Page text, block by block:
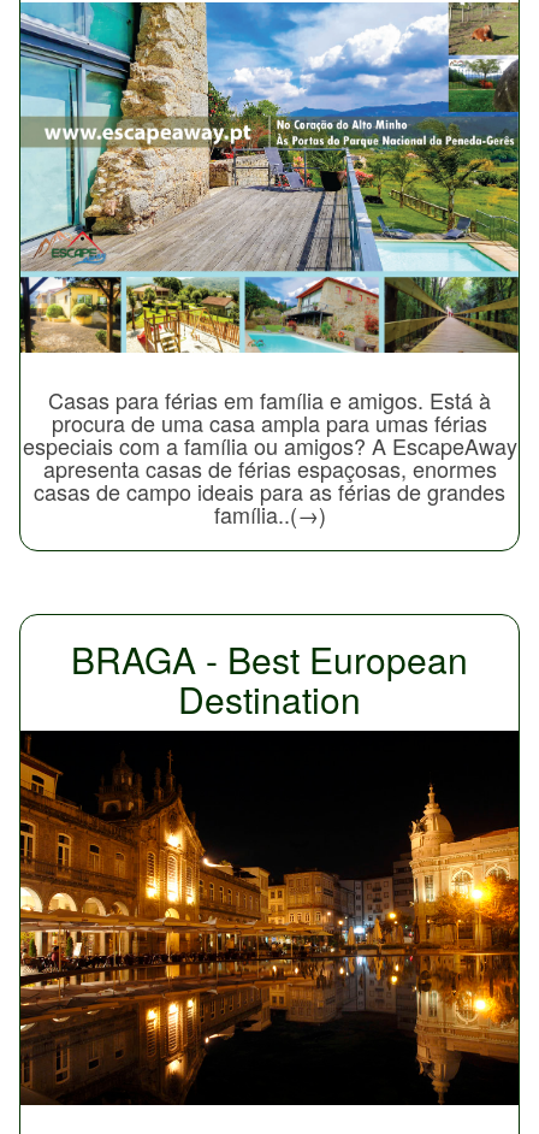
Casas para férias em família e amigos. Está à
procura de uma casa ampla para umas férias
especiais com a família ou amigos? A EscapeAway
apresenta casas de férias espaçosas, enormes
casas de campo ideais para as férias de grandes
família..(→)
BRAGA - Best European
Destination